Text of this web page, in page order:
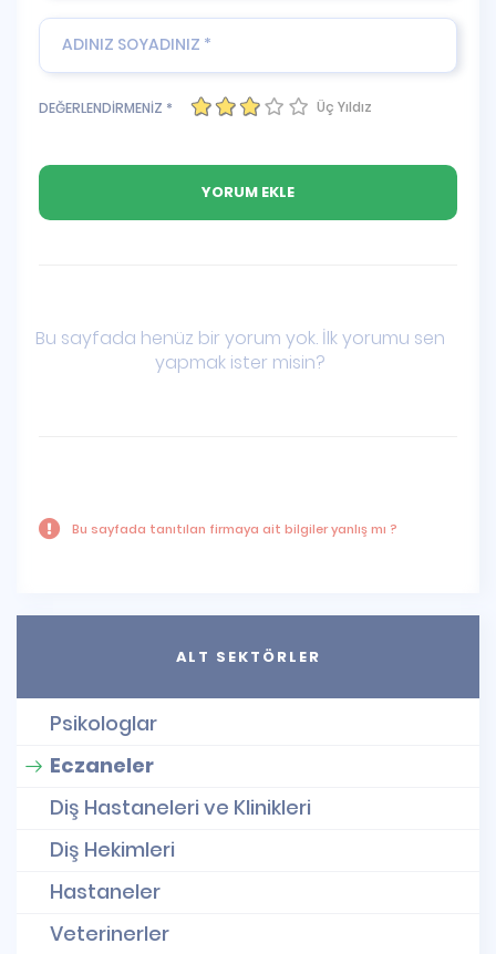
DEĞERLENDİRMENİZ * Üç Yıldız
Bu sayfada henüz bir yorum yok. İlk yorumu sen
yapmak ister misin?
Bu sayfada tanıtılan firmaya ait bilgiler yanlış mı ?
ALT SEKTÖRLER
Psikologlar
Eczaneler
Diş Hastaneleri ve Klinikleri
Diş Hekimleri
Hastaneler
Veterinerler